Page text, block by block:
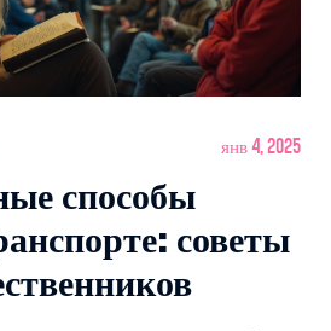
янв 4, 2025
способы
советы